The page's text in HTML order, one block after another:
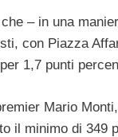
– in una
con Piazza
1,7 punti
Mario
il minimo di 349